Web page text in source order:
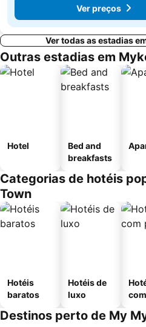
Ver preços
Ver todas as estadias
Outras estadias em
Hotel
Bed and
breakfasts
Categorias de hotéis
Town
Hotéis
baratos
Hotéis de
luxo
com
Destinos perto de My